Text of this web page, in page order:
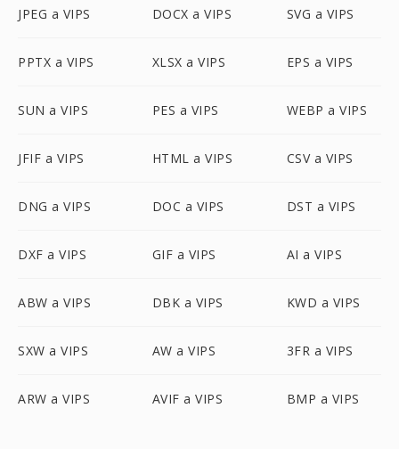
JPEG a VIPS DOCX a VIPS SVG a VIPS
PPTX a VIPS XLSX a VIPS EPS a VIPS
SUN a VIPS PES a VIPS WEBP a VIPS
JFIF a VIPS HTML a VIPS CSV a VIPS
DNG a VIPS DOC a VIPS DST a VIPS
DXF a VIPS GIF a VIPS AI a VIPS
ABW a VIPS DBK a VIPS KWD a VIPS
SXW a VIPS AW a VIPS 3FR a VIPS
ARW a VIPS AVIF a VIPS BMP a VIPS